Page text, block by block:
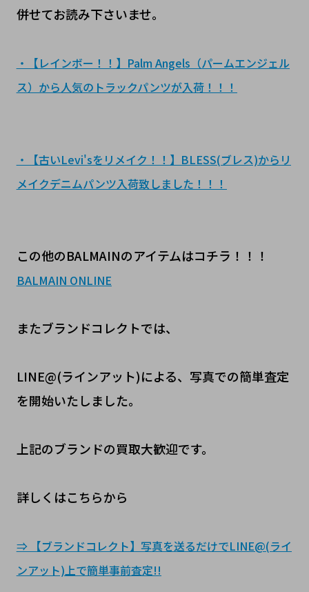
併せてお読み下さいませ。
・【レインボー！！】Palm Angels（パームエンジェル
ス）から人気のトラックパンツが入荷！！！
・【古いLevi'sをリメイク！！】BLESS(ブレス)からリ
メイクデニムパンツ入荷致しました！！！
この他のBALMAINのアイテムはコチラ！！！
BALMAIN ONLINE
またブランドコレクトでは、
LINE@(ラインアット)による、写真での簡単査定
を開始いたしました。
上記のブランドの買取大歓迎です。
詳しくはこちらから
⇒ 【ブランドコレクト】写真を送るだけでLINE@(ライ
ンアット)上で簡単事前査定!!